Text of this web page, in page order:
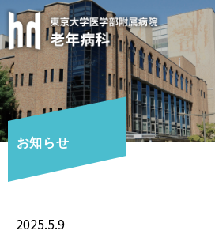
お知らせ
2025.5.9